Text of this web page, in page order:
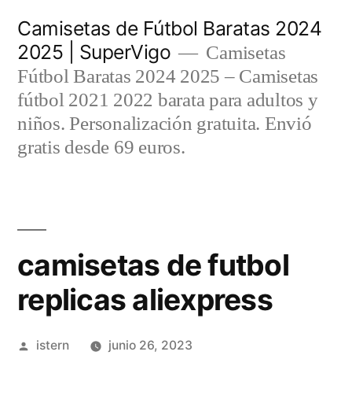
contenido
Camisetas de Fútbol Baratas 2024
2025 | SuperVigo
Camisetas
Fútbol Baratas 2024 2025 – Camisetas
fútbol 2021 2022 barata para adultos y
niños. Personalización gratuita. Envió
gratis desde 69 euros.
camisetas de futbol
replicas aliexpress
Publicado
istern junio 26, 2023